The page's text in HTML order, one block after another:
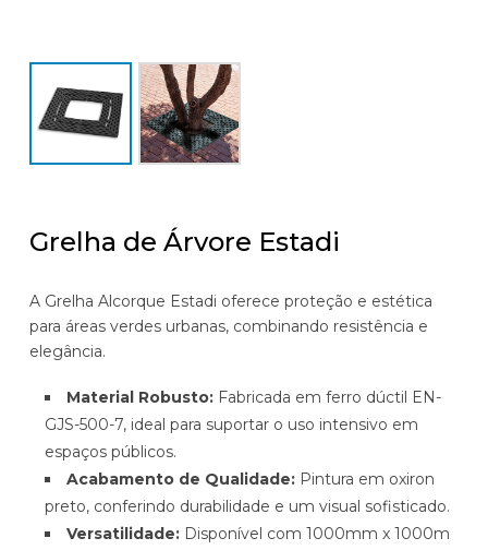
Grelha de Árvore Estadi
A Grelha Alcorque Estadi oferece proteção e estética
para áreas verdes urbanas, combinando resistência e
elegância.
Material Robusto:Fabricada em ferro dúctil EN-
GJS-500-7, ideal para suportar o uso intensivo em
espaços públicos.
Acabamento de Qualidade:Pintura em oxiron
preto, conferindo durabilidade e um visual sofisticado.
Versatilidade:Disponível com 1000mm x 1000m